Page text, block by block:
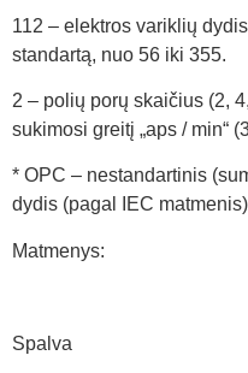
112 – elektros variklių
standartą, nuo 56 iki 355.
2 – polių porų skaičius (2,
sukimosi greitį „aps / min“
* OPC – nestandartinis
dydis (pagal IEC
Matmenys:
Spalva